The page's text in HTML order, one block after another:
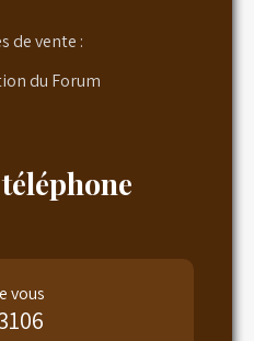
de vente :
du Forum
vous